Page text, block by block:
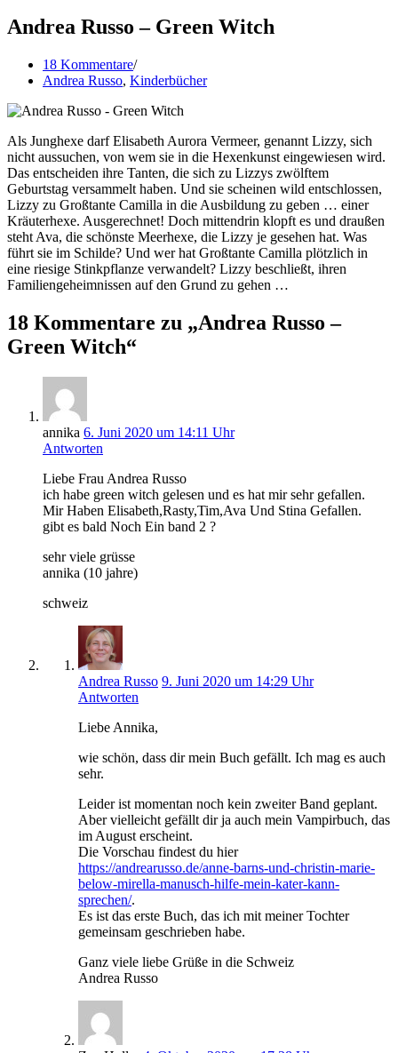
Andrea Russo – Green Witch
18 Kommentare
Andrea Russo, Kinderbücher
Als Junghexe darf Elisabeth Aurora Vermeer, genannt Lizzy, sich
nicht aussuchen, von wem sie in die Hexenkunst eingewiesen wird.
Das entscheiden ihre Tanten, die sich zu Lizzys zwölftem
Geburtstag versammelt haben. Und sie scheinen wild entschlossen,
Lizzy zu Großtante Camilla in die Ausbildung zu geben … einer
Kräuterhexe. Ausgerechnet! Doch mittendrin klopft es und draußen
steht Ava, die schönste Meerhexe, die Lizzy je gesehen hat. Was
führt sie im Schilde? Und wer hat Großtante Camilla plötzlich in
eine riesige Stinkpflanze verwandelt? Lizzy beschließt, ihren
Familiengeheimnissen auf den Grund zu gehen …
18 Kommentare zu „Andrea Russo –
Green Witch“
annika 6. Juni 2020 um 14:11 Uhr
Antworten
Liebe Frau Andrea Russo
ich habe green witch gelesen und es hat mir sehr gefallen.
Mir Haben Elisabeth,Rasty,Tim,Ava Und Stina Gefallen.
gibt es bald Noch Ein band 2 ?
sehr viele grüsse
annika (10 jahre)
schweiz
Andrea Russo 9. Juni 2020 um 14:29 Uhr
Antworten
Liebe Annika,
wie schön, dass dir mein Buch gefällt. Ich mag es auch
sehr.
Leider ist momentan noch kein zweiter Band geplant.
Aber vielleicht gefällt dir ja auch mein Vampirbuch, das
im August erscheint.
Die Vorschau findest du hier
https://andrearusso.de/anne-barns-und-christin-marie-
below-mirella-manusch-hilfe-mein-kater-kann-
sprechen/.
Es ist das erste Buch, das ich mit meiner Tochter
gemeinsam geschrieben habe.
Ganz viele liebe Grüße in die Schweiz
Andrea Russo